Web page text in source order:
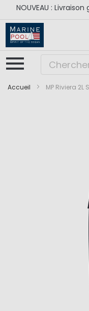
NOUVEAU :
Accueil MP Riviera